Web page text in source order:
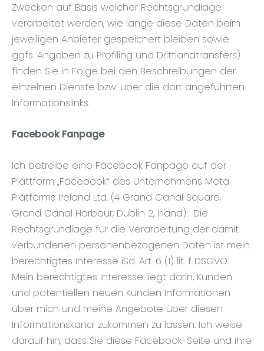
Zwecken auf Basis welcher Rechtsgrundlage
verarbeitet werden, wie lange diese Daten beim
jeweiligen Anbieter gespeichert bleiben sowie
ggfs. Angaben zu Profiling und Drittlandtransfers)
finden Sie in Folge bei den Beschreibungen der
einzelnen Dienste bzw. über die dort angeführten
Informationslinks.
Facebook Fanpage
Ich betreibe eine Facebook Fanpage auf der
Plattform „Facebook“ des Unternehmens Meta
Platforms Ireland Ltd. (4 Grand Canal Square,
Grand Canal Harbour, Dublin 2, Irland). Die
Rechtsgrundlage für die Verarbeitung der damit
verbundenen personenbezogenen Daten ist mein
berechtigtes Interesse iSd. Art. 6 (1) lit. f DSGVO.
Mein berechtigtes Interesse liegt darin, Kunden
und potentiellen neuen Kunden Informationen
über mich und meine Angebote über diesen
Informationskanal zukommen zu lassen. Ich weise
darauf hin, dass Sie diese Facebook-Seite und ihre